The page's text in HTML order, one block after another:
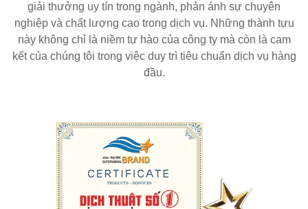
giải thưởng uy tín trong ngành, phản ánh sự chuyên
nghiệp và chất lượng cao trong dịch vụ. Những thành tựu
này không chỉ là niềm tự hào của công ty mà còn là cam
kết của chúng tôi trong việc duy trì tiêu chuẩn dịch vụ hàng
đầu.